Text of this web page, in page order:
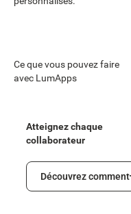
Ce que vous pouvez faire
avec LumApps
Atteignez chaque
collaborateur
Découvrez comment
Découvrez comment